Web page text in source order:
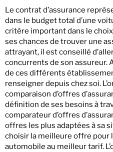
Le contrat d’assurance
dans le budget total d’une
critère important dans le
ses chances de trouver une
attrayant, il est conseillé
concurrents de son assureur.
de ces différents
renseigner depuis chez soi.
comparaison d’offres
définition de ses besoins à
comparateur d’offres
offres les plus adaptées à sa
choisir la meilleure offre pour
automobile au meilleur tarif.